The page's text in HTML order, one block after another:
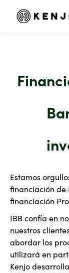
Estamos
financiación de
financiación
IBB confía en
nuestros
abordar los
utilizará en
Kenjo